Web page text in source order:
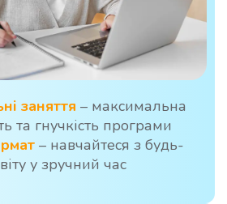
заняття – максимальна
та гнучкість програми
– навчайтеся з будь-
у зручний час